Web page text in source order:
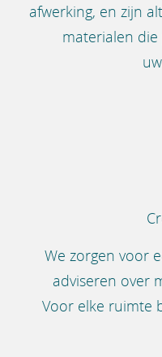
afwerking, en zijn
materialen
We zorgen voor
adviseren over
Voor elke ruimte